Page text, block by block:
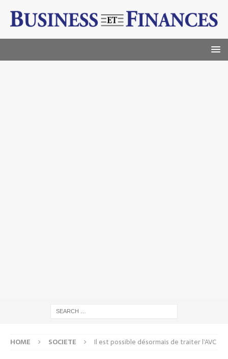
HOME SOCIETE Il est possible désormais de traiter l’AVC